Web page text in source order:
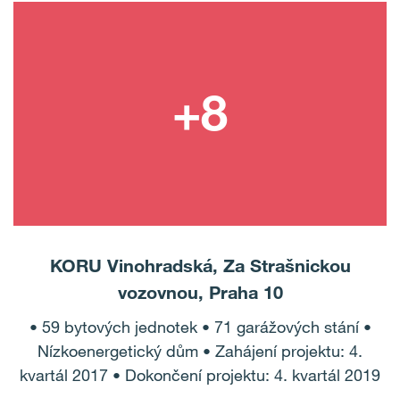
KORU Vinohradská, Za Strašnickou
vozovnou, Praha 10
• 59 bytových jednotek • 71 garážových stání •
Nízkoenergetický dům • Zahájení projektu: 4.
kvartál 2017 • Dokončení projektu: 4. kvartál 2019